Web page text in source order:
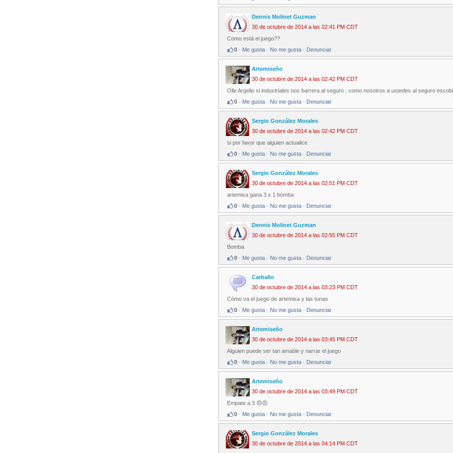
Dennis Molinet Guzman
30 de octubre de 2014 a las 02:41 PM CDT
Como está el juego??
0 · Me gusta · No me gusta · Denunciar
Artemiseño
30 de octubre de 2014 a las 02:42 PM CDT
Olle Argelio si industriales nos barrera al seguro , como nosotros a ustedes al seguro
0 · Me gusta · No me gusta · Denunciar
Sergio González Morales
30 de octubre de 2014 a las 02:42 PM CDT
si por favor que alguien actualice
0 · Me gusta · No me gusta · Denunciar
Sergio González Morales
30 de octubre de 2014 a las 02:51 PM CDT
artemisa gana 3 x 1 bomba
0 · Me gusta · No me gusta · Denunciar
Dennis Molinet Guzman
30 de octubre de 2014 a las 02:55 PM CDT
Bomba
0 · Me gusta · No me gusta · Denunciar
Carballo
30 de octubre de 2014 a las 03:23 PM CDT
Cómo va el juego de artemisa y las tunas
0 · Me gusta · No me gusta · Denunciar
Artemiseño
30 de octubre de 2014 a las 03:45 PM CDT
Alguien puede ser tan amable y narrar el juego
0 · Me gusta · No me gusta · Denunciar
Artemiseño
30 de octubre de 2014 a las 03:49 PM CDT
Empate a 3 😠😠
0 · Me gusta · No me gusta · Denunciar
Sergio González Morales
30 de octubre de 2014 a las 04:14 PM CDT